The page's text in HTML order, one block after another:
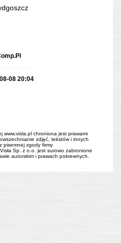
08 20:04
www.visla.pl chroniona jest prawami
zdjęć, tekstów i innych
pisemnej zgody firmy
Sp. z o.o. jest surowo zabronione
autorskim i prawach pokrewnych.